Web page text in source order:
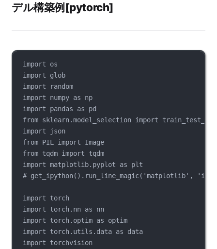
デル構築例[pytorch]
import os
import glob
import random
import numpy as np
import pandas as pd
from sklearn.model_selection import
import json
from PIL import Image
from tqdm import tqdm
import matplotlib.pyplot as plt
# get_ipython().run_line_magic('matplotlib',
import torch
import torch.nn as nn
import torch.optim as optim
import torch.utils.data as data
import torchvision